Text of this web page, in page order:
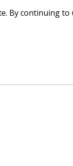
By continuing